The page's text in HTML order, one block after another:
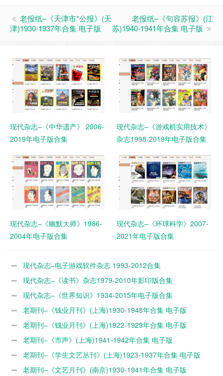
老报纸–《天津市*公报》(天
津)1930-1937年合集 电子版
老报纸–《句容苏报》(江
苏)1940-1941年合集 电子版
现代杂志–《中华遗产》 2006-
2019年电子版合集
现代杂志–《游戏机实用技术》
杂志1998-2019年电子版合集
现代杂志–《幽默大师》1986-
2004年电子版合集
现代杂志–《环球科学》2007-
2021年电子版合集
现代杂志–电子游戏软件杂志 1993-2012合集
现代杂志–《读书》杂志1979-2010年影印版合集
现代杂志–《世界知识》1934-2015年电子版合集
老期刊–《钱业月刊》(上海)1930-1948年合集 电子版
老期刊–《钱业月刊》(上海)1922-1929年合集 电子版
老期刊–《市声》(上海)1941-1942年合集 电子版
老期刊–《学生文艺丛刊》(上海)1923-1937年合集 电子版
老期刊–《文艺月刊》(南京)1930-1941年合集 电子版